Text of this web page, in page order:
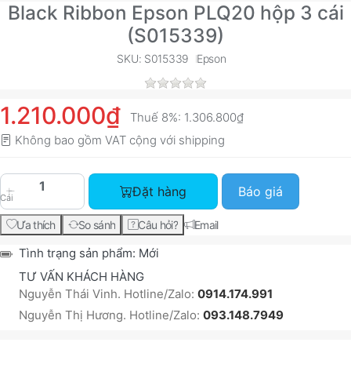
Black Ribbon Epson PLQ20 hộp 3 cái
(S015339)
SKU: S015339 Epson
1.210.000₫ Thuế 8%: 1.306.800₫
Không bao gồm VAT cộng với shipping
Cái
Black Ribbon Epson PLQ20 hộp 3 cái
Đặt hàng Báo giá
Ưa thích So sánh Câu hỏi? Email
Tình trạng sản phẩm: Mới
TƯ VẤN KHÁCH HÀNG
Nguyễn Thái Vinh. Hotline/Zalo: 0914.174.991
Nguyễn Thị Hương. Hotline/Zalo: 093.148.7949